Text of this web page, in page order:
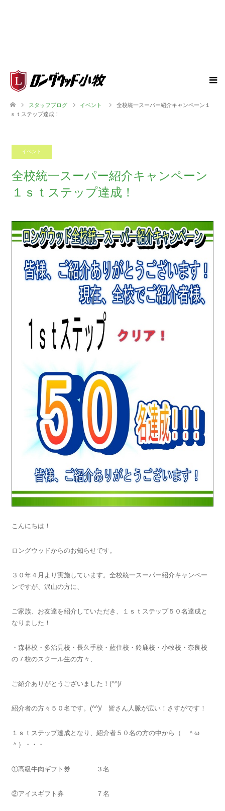
スタッフブログ イベント
全校統一スーパー紹介キャンペーン１
ｓｔステップ達成！
イベント
全校統一スーパー紹介キャンペーン
１ｓｔステップ達成！
こんにちは！
ロングウッドからのお知らせです。
３０年４月より実施しています。全校統一スーパー紹介キャンペー
ンですが、沢山の方に、
ご家族、お友達を紹介していただき、１ｓｔステップ５０名達成と
なりました！
・森林校・多治見校・長久手校・藍住校・鈴鹿校・小牧校・奈良校
の７校のスクール生の方々、
ご紹介ありがとうございました！(^^)/
紹介者の方々５０名です。(^^)/ 皆さん人脈が広い！さすがです！
１ｓｔステップ達成となり、紹介者５０名の方の中から（ ＾ω
＾）・・・
①高級牛肉ギフト券 ３名
②アイスギフト券 ７名